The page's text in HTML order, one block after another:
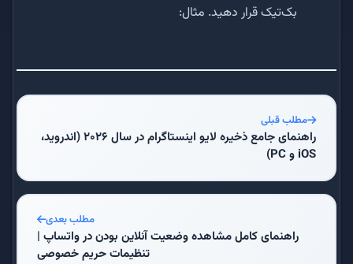
بک‌تیک قرار دهید. مثال:
مطلب قبلی
راهنمای جامع ذخیره لایو اینستاگرام در سال ۲۰۲۶ (اندروید،
iOS و PC)
مطلب بعدی
راهنمای کامل مشاهده وضعیت آنلاین بودن در واتساپ |
تنظیمات حریم خصوصی